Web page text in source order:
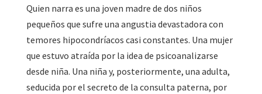
Quien narra es una joven madre de dos niños
pequeños que sufre una angustia devastadora con
temores hipocondríacos casi constantes. Una mujer
que estuvo atraída por la idea de psicoanalizarse
desde niña. Una niña y, posteriormente, una adulta,
seducida por el secreto de la consulta paterna, por